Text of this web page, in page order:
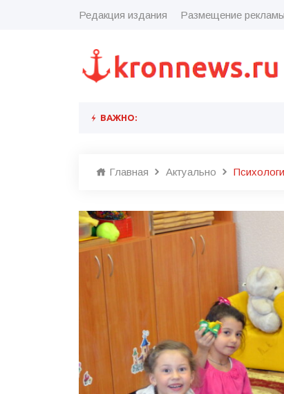
Редакция издания Размещение рекламы
ВАЖНО:
Главная Актуально